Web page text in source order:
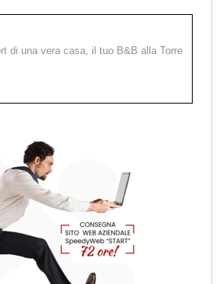
di una vera casa, il tuo B&B alla Torre